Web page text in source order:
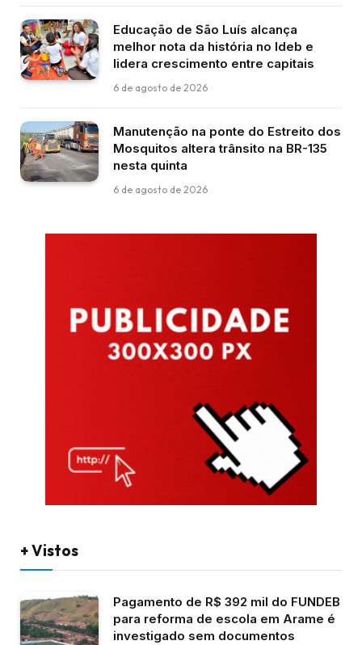
Educação de São Luís alcança
melhor nota da história no Ideb e
lidera crescimento entre capitais
6 de agosto de 2026
Manutenção na ponte do Estreito dos
Mosquitos altera trânsito na BR-135
nesta quinta
6 de agosto de 2026
+ Vistos
Pagamento de R$ 392 mil do FUNDEB
para reforma de escola em Arame é
investigado sem documentos